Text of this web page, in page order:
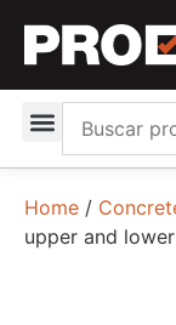
Home /
upper and